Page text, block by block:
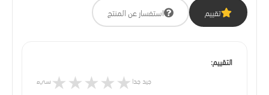
تقييم استفسار عن المنتج
التقييم:
سيء ★★★★★ جيد جدا